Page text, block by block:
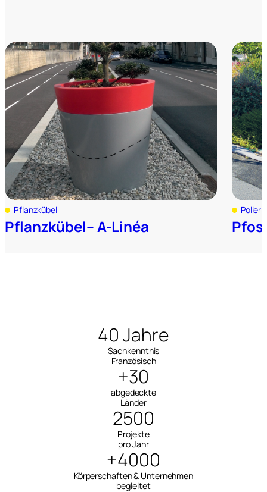
Pflanzkübel
Pflanzkübel– A-Linéa
Poller
40 Jahre
Sachkenntnis
Französisch
+30
abgedeckte
Länder
2500
Projekte
pro Jahr
+4000
Körperschaften & Unternehmen
begleitet